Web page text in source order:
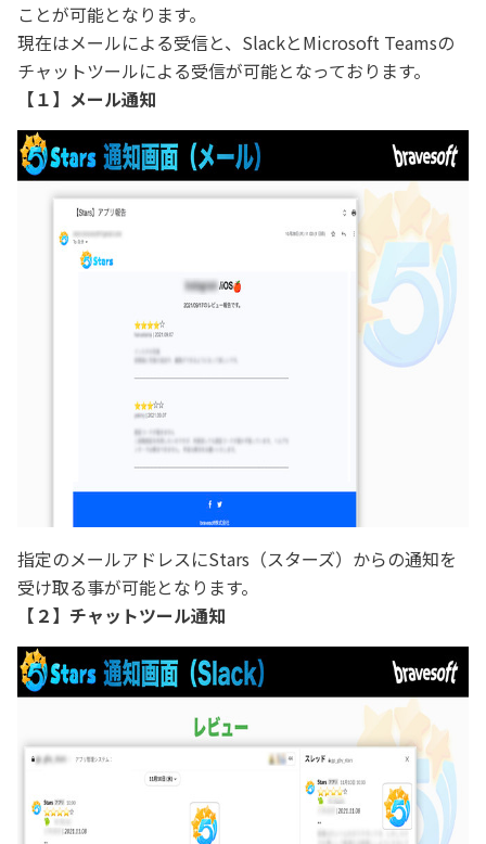
ことが可能となります。
現在はメールによる受信と、SlackとMicrosoft Teamsの
チャットツールによる受信が可能となっております。
【１】メール通知
指定のメールアドレスにStars（スターズ）からの通知を
受け取る事が可能となります。
【２】チャットツール通知